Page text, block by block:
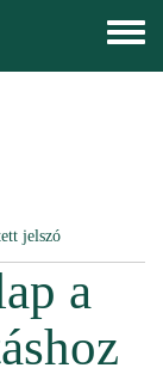
Toggle
menu
jelszó
a